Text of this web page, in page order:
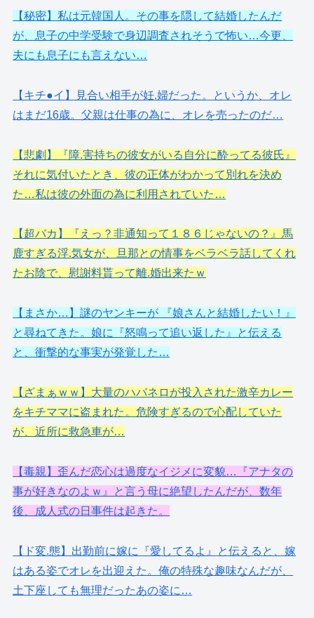
【秘密】私は元韓国人。その事を隠して結婚したんだ
が、息子の中学受験で身辺調査されそうで怖い…今更、
夫にも息子にも言えない…
【キチ●イ】見合い相手が妊.婦だった。というか、オレ
はまだ16歳。父親は仕事の為に、オレを売ったのだ…
【悲劇】『障.害持ちの彼女がいる自分に酔ってる彼氏』
それに気付いたとき、彼の正体がわかって別れを決め
た…私は彼の外面の為に利用されていた…
【超バカ】『えっ？非通知って１８６じゃないの？』馬
鹿すぎる浮.気女が、旦那との情事をベラベラ話してくれ
たお陰で、慰謝料貰って離.婚出来たｗ
【まさか…】謎のヤンキーが 『娘さんと結婚したい！』
と尋ねてきた。娘に『怒鳴って追い返した』と伝える
と、衝撃的な事実が発覚した…
【ざまぁｗｗ】大量のハバネロが投入された激辛カレー
をキチママに盗まれた。危険すぎるので心配していた
が、近所に救急車が…
【毒親】歪んだ恋心は過度なイジメに変貌…『アナタの
事が好きなのよｗ』と言う母に絶望したんだが、数年
後、成人式の日事件は起きた。
【ド変.態】出勤前に嫁に『愛してるよ』と伝えると、嫁
はある姿でオレを出迎えた。俺の特殊な趣味なんだが、
土下座しても無理だったあの姿に…